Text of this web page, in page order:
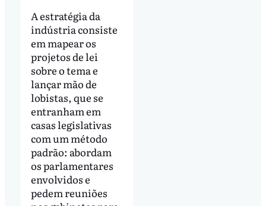
A estratégia da
indústria consiste
em mapear os
projetos de lei
sobre o tema e
lançar mão de
lobistas, que se
entranham em
casas legislativas
com um método
padrão: abordam
os parlamentares
envolvidos e
pedem reuniões